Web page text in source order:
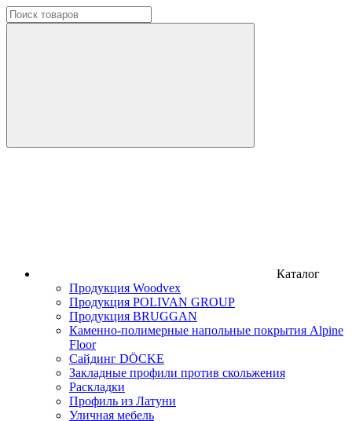
Каталог
Продукция Woodvex
Продукция POLIVAN GROUP
Продукция BRUGGAN
Каменно-полимерные напольные покрытия Alpine
Floor
Сайдинг DÖCKE
Закладные профили против скольжения
Раскладки
Профиль из Латуни
Уличная мебель